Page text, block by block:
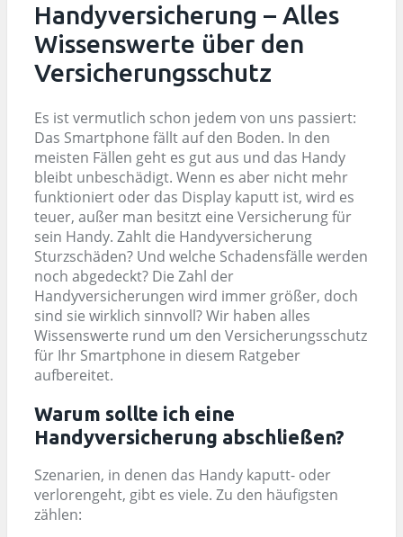
Handyversicherung – Alles
Wissenswerte über den
Versicherungsschutz
Es ist vermutlich schon jedem von uns passiert:
Das Smartphone fällt auf den Boden. In den
meisten Fällen geht es gut aus und das Handy
bleibt unbeschädigt. Wenn es aber nicht mehr
funktioniert oder das Display kaputt ist, wird es
teuer, außer man besitzt eine Versicherung für
sein Handy. Zahlt die Handyversicherung
Sturzschäden? Und welche Schadensfälle werden
noch abgedeckt? Die Zahl der
Handyversicherungen wird immer größer, doch
sind sie wirklich sinnvoll? Wir haben alles
Wissenswerte rund um den Versicherungsschutz
für Ihr Smartphone in diesem Ratgeber
aufbereitet.
Warum sollte ich eine
Handyversicherung abschließen?
Szenarien, in denen das Handy kaputt- oder
verlorengeht, gibt es viele. Zu den häufigsten
zählen: